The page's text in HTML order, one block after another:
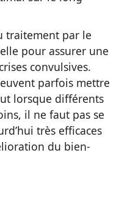
traitement par le
pour assurer une
convulsives.
parfois mettre
lorsque différents
il ne faut pas se
très efficaces
du bien-